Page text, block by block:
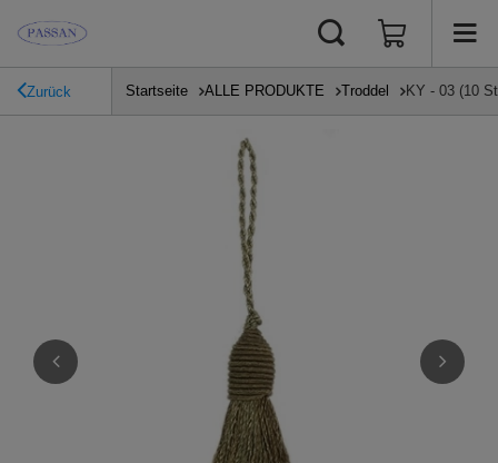
Zurück Startseite ALLE PRODUKTE Troddel KY - 03 (10